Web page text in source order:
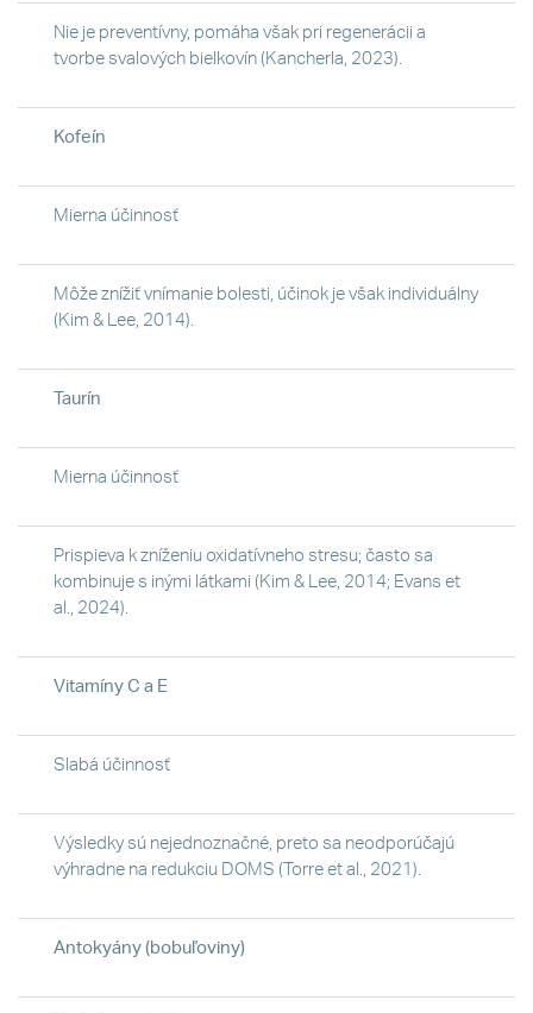
Nie je preventívny, pomáha však pri regenerácii a
tvorbe svalových bielkovín (Kancherla, 2023).
Kofeín
Mierna účinnosť
Môže znížiť vnímanie bolesti, účinok je však individuálny
(Kim & Lee, 2014).
Taurín
Mierna účinnosť
Prispieva k zníženiu oxidatívneho stresu; často sa
kombinuje s inými látkami (Kim & Lee, 2014; Evans et
al., 2024).
Vitamíny C a E
Slabá účinnosť
Výsledky sú nejednoznačné, preto sa neodporúčajú
výhradne na redukciu DOMS (Torre et al., 2021).
Antokyány (bobuľoviny)